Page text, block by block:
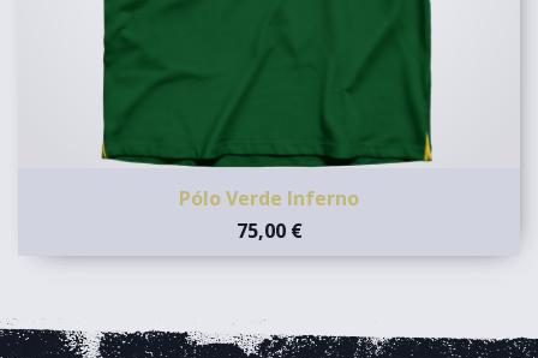
Pólo Verde Inferno
75,00 €